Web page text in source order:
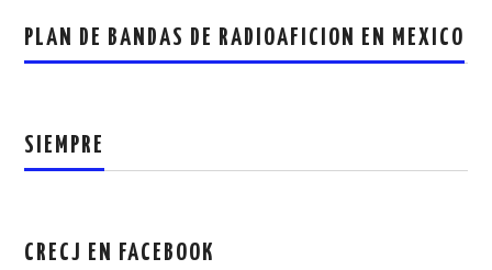
PLAN DE BANDAS DE RADIOAFICION EN MEXICO
SIEMPRE
CRECJ EN FACEBOOK